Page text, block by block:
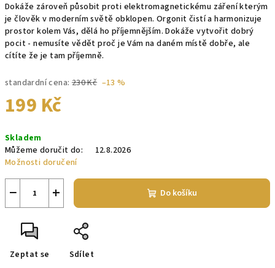
Dokáže zároveň působit proti elektromagnetickému záření kterým
je člověk v moderním světě obklopen. Orgonit čistí a harmonizuje
prostor kolem Vás, dělá ho příjemnějším. Dokáže vytvořit dobrý
pocit - nemusíte vědět proč je Vám na daném místě dobře, ale
cítíte že je tam příjemně.
standardní cena: 230 Kč –13 %
199 Kč
cena:
Skladem
Můžeme doručit do:
12.8.2026
Možnosti doručení
+
− Do košíku
Zeptat se Sdílet